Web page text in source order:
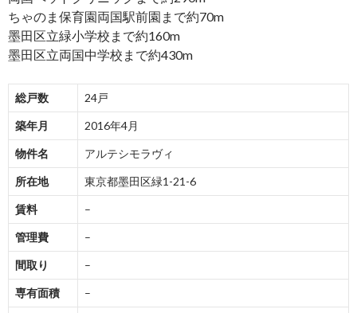
ちゃのま保育園両国駅前園まで約70m
墨田区立緑小学校まで約160m
墨田区立両国中学校まで約430m
総戸数 24戸
築年月 2016年4月
物件名 アルテシモラヴィ
所在地 東京都墨田区緑1-21-6
賃料 –
管理費 –
間取り –
専有面積 –